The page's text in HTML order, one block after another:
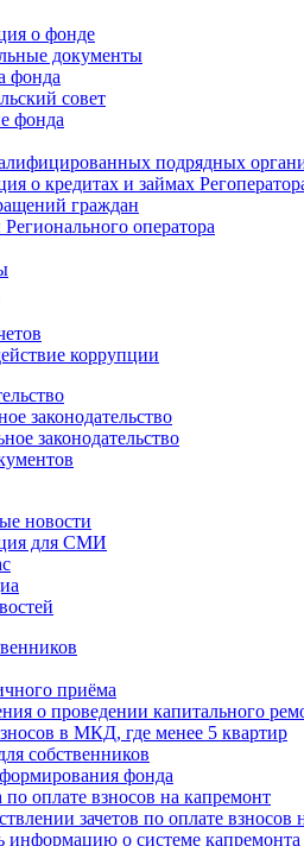
о фонде
документы
фонда
совет
фонда
подрядных
о кредитах и займах
граждан
оператора
коррупции
законодательство
законодательство
новости
для СМИ
приёма
о проведении капитального
в МКД, где менее 5 квартир
собственников
фонда
по оплате взносов на капремонт
зачетов по оплате взносов
информацию о системе капремонта